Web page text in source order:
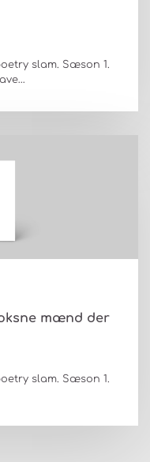
slam. Sæson 1.
mænd der
slam. Sæson 1.